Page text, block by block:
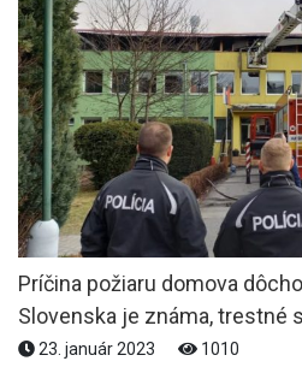
Príčina požiaru domova
Slovenska je známa, trestné
23. január 2023 1010